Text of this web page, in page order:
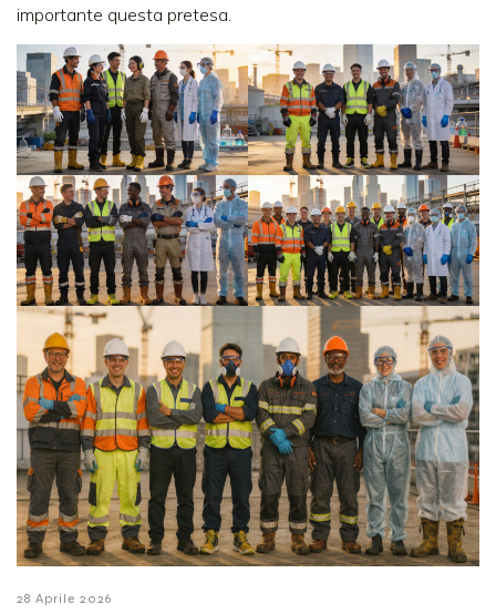
importante questa pretesa.
28 Aprile 2026